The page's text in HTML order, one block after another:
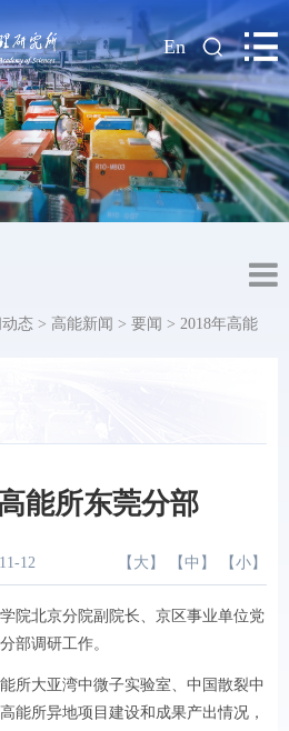
| En
态 > 高能新闻 > 要闻 > 2018年高能
能所东莞分部
12 【 大 】 【 中 】 【 小 】
北京分院副院长、京区事业单位党
部调研工作。
大亚湾中微子实验室、中国散裂中
能所异地项目建设和成果产出情况，